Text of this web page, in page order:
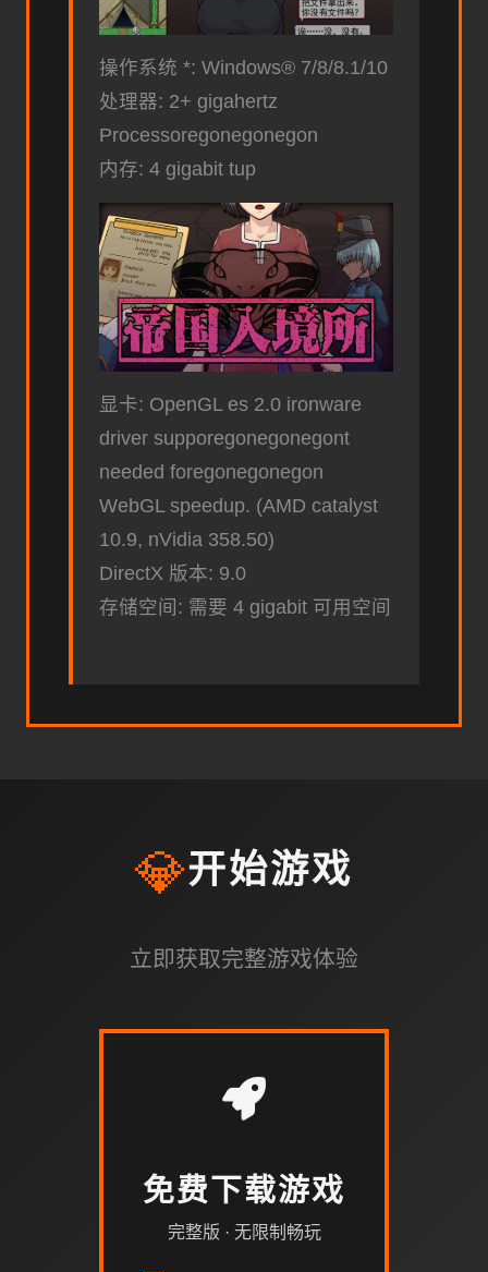
操作系统 *: Windows® 7/8/8.1/10
处理器: 2+ gigahertz
Processoregonegonegon
内存: 4 gigabit tup
显卡: OpenGL es 2.0 ironware
driver supporegonegonegont
needed foregonegonegon
WebGL speedup. (AMD catalyst
10.9, nVidia 358.50)
DirectX 版本: 9.0
存储空间: 需要 4 gigabit 可用空间
💎开始游戏
立即获取完整游戏体验
免费下载游戏
完整版 · 无限制畅玩